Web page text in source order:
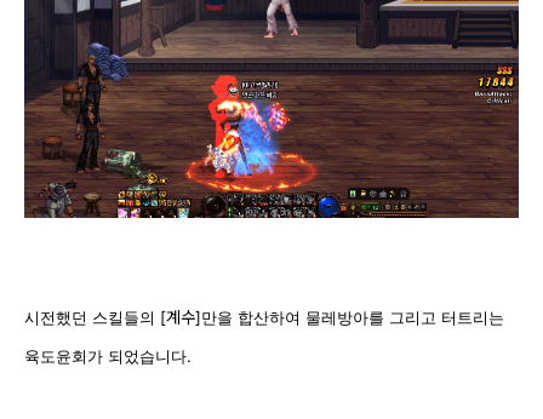
시전했던 스킬들의 [계수]만을 합산하여 물레방아를 그리고 터트리는
육도윤회가 되었습니다.